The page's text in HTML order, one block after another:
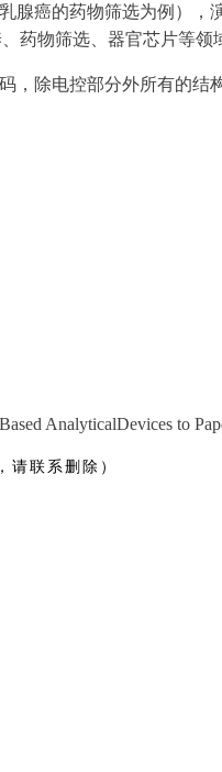
癌的药物筛选为例）
药物筛选、器官芯片等领
，除电控部分外所有的结
AnalyticalDevices to
请联系删除）